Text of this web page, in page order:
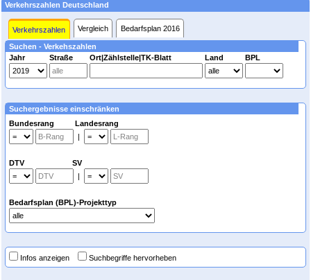
Verkehrszahlen Deutschland
Verkehrszahlen Vergleich Bedarfsplan 2016
Suchen - Verkehszahlen
Jahr
Straße Ort|Zählstelle|TK-Blatt Land BPL
Suchergebnisse einschränken
Bundesrang Landesrang
|
DTV SV
|
Bedarfsplan (BPL)-Projekttyp
Infos anzeigen Suchbegriffe hervorheben